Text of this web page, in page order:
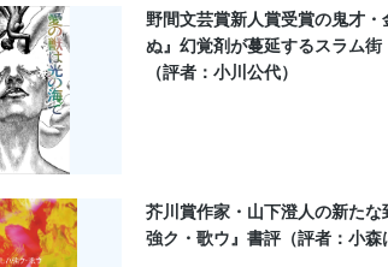
野間文芸賞新人賞受賞の鬼才
ぬ』幻覚剤が蔓延するスラム
（評者：小川公代）
芥川賞作家・山下澄人の新た
強ク・歌ウ』書評（評者：小森